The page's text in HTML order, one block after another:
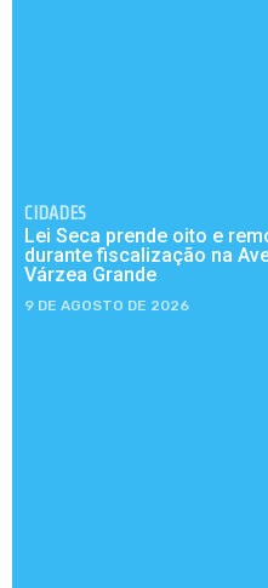
CIDADES
Lei Seca prende oito e
durante fiscalização na
Várzea Grande
9 DE AGOSTO DE 2026